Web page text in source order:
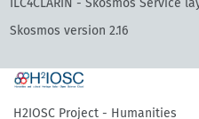
ILC4CLARIN - Skosmos Service
Skosmos version 2.16
H2IOSC Project - Humanities